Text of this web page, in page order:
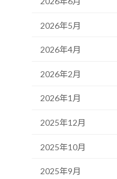
2026年5月
2026年4月
2026年2月
2026年1月
2025年12月
2025年10月
2025年9月